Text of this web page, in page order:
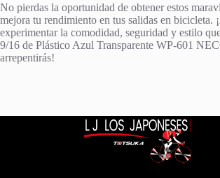
No pierdas la oportunidad de obtener estos
mejora tu rendimiento en tus salidas en bicicleta.
experimentar la comodidad, seguridad y estilo
9/16 de Plástico Azul Transparente WP-601
arrepentirás!